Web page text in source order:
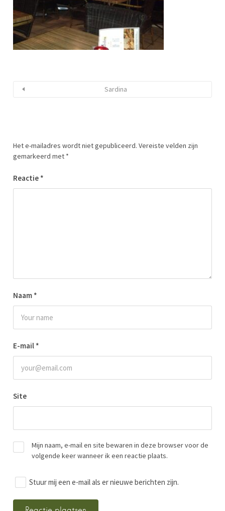
Sardina
Het e-mailadres wordt niet gepubliceerd. Vereiste velden zijn
gemarkeerd met *
Reactie *
Naam *
E-mail *
Site
Mijn naam, e-mail en site bewaren in deze browser voor de
volgende keer wanneer ik een reactie plaats.
Stuur mij een e-mail als er nieuwe berichten zijn.